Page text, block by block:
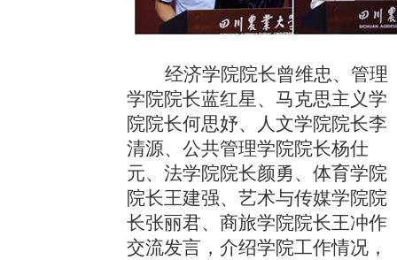
经济学院院长曾维忠、管理
学院院长蓝红星、马克思主义学
院院长何思妤、人文学院院长李
清源、公共管理学院院长杨仕
元、法学院院长颜勇、体育学院
院长王建强、艺术与传媒学院院
长张丽君、商旅学院院长王冲作
交流发言，介绍学院工作情况，